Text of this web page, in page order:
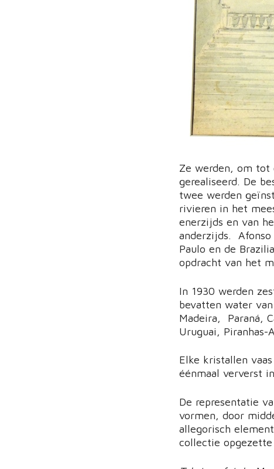
Ze werden, om tot
gerealiseerd. De
twee werden
rivieren in het
enerzijds en van
anderzijds. Afonso
Paulo en de
opdracht van het
In 1930 werden
bevatten water
Madeira, Paraná,
Uruguai, Piranhas-
Elke kristallen
éénmaal ververst
De representatie
vormen, door
allegorisch
collectie